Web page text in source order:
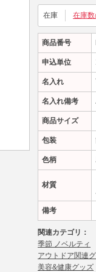
在庫 在庫
商品番号
申込単位
名入れ
名入れ備考
商品サイズ
包装
色柄
材質
備考
関連カテゴリ：
季節 ノベルティ
アウトドア関連
美容&健康グッズ